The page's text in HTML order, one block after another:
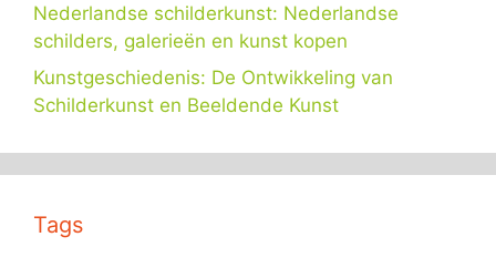
Nederlandse schilderkunst: Nederlandse
schilders, galerieën en kunst kopen
Kunstgeschiedenis: De Ontwikkeling van
Schilderkunst en Beeldende Kunst
Tags